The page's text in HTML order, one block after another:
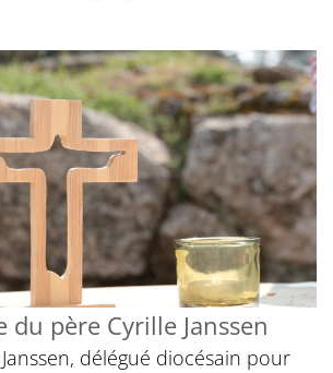
du père Cyrille Janssen
délégué diocésain pour